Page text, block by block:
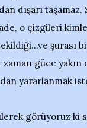
dışarı
o çizgileri
şurası
güce yakın
yararlanmak
görüyoruz ki